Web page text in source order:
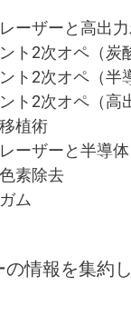
ーザーと高出
2次オペ（炭
2次オペ（半
2次オペ（高
植術
ーザーと半導体
素除去
ム
情報を集約